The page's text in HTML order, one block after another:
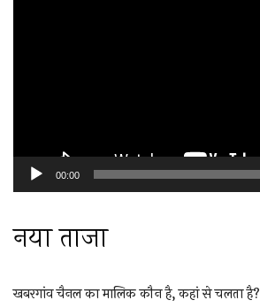
00:00
नया ताजा
खबरगांव चैनल का मालिक कौन है, कहां से चलता है?